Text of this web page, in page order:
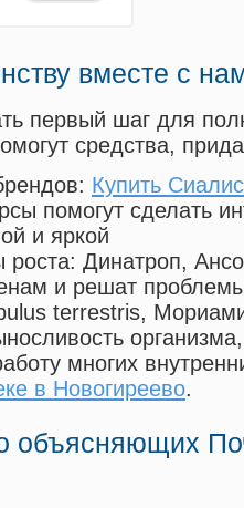
вместе с
первый шаг для
средства,
Купить
помогут сделать
и яркой
роста: Динатроп,
и решат
terrestris,
многих
в Новогиреево.
объясняющих